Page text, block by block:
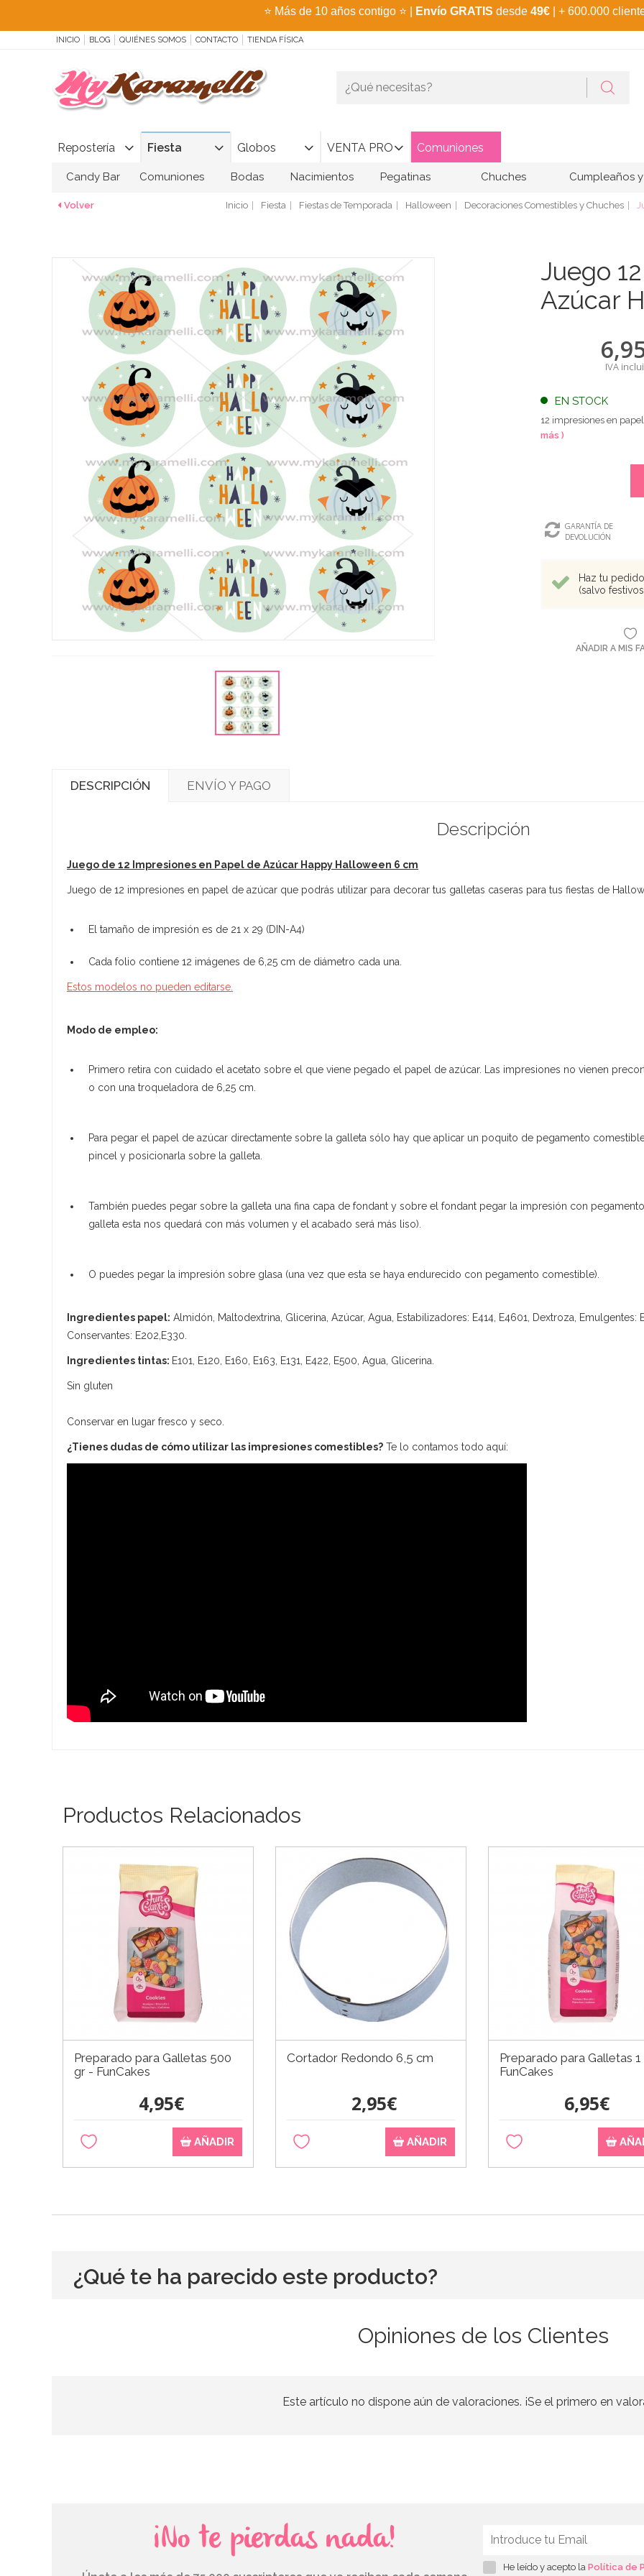
⭐ Más de 10 años contigo ⭐ Envío GRATIS desde 49€ | + 600.000
INICIO BLOG QUIÉNES SOMOS CONTACTO TIENDA FÍSICA
Repostería Fiesta Globos VENTA PRO Comuniones
Candy Bar Comuniones Bodas Nacimientos Pegatinas Chuches Cumpleaños
Volver Inicio Fiesta Fiestas de Temporada Halloween Decoraciones Comestibles y Chuches
Juego
Azúcar
IVA
EN STOCK
12 impresiones en
más )
GARANTÍA DE
DEVOLUCIÓN
Haz tu
(salvo
AÑADIR A MIS
DESCRIPCIÓN ENVÍO Y PAGO
Descripción
Juego de 12 Impresiones en Papel de Azúcar Happy Halloween 6 cm
Juego de 12 impresiones en papel de azúcar que podrás utilizar para decorar tus galletas caseras para tus fiestas de
El tamaño de impresión es de 21 x 29 (DIN-A4)
Cada folio contiene 12 imágenes de 6,25 cm de diámetro cada una.
Estos modelos no pueden editarse.
Modo de empleo:
Primero retira con cuidado el acetato sobre el que viene pegado el papel de azúcar. Las impresiones no vienen
o con una troqueladora de 6,25 cm.
Para pegar el papel de azúcar directamente sobre la galleta sólo hay que aplicar un poquito de pegamento
pincel y posicionarla sobre la galleta.
También puedes pegar sobre la galleta una fina capa de fondant y sobre el fondant pegar la impresión con
galleta esta nos quedará con más volumen y el acabado será más liso).
O puedes pegar la impresión sobre glasa (una vez que esta se haya endurecido con pegamento comestible).
Ingredientes papel: Almidón, Maltodextrina, Glicerina, Azúcar, Agua, Estabilizadores: E414, E4601, Dextroza, Emulgentes:
Conservantes: E202,E330.
Ingredientes tintas: E101, E120, E160, E163, E131, E422, E500, Agua, Glicerina.
Sin gluten
Conservar en lugar fresco y seco.
¿Tienes dudas de cómo utilizar las impresiones comestibles? Te lo contamos todo aquí:
Productos Relacionados
Preparado para Galletas 500
gr - FunCakes
4,95€
AÑADIR
Cortador Redondo 6,5 cm
2,95€
AÑADIR
Preparado para Galletas 1
FunCakes
6,95€
¿Qué te ha parecido este producto?
Opiniones de los Clientes
Este artículo no dispone aún de valoraciones. ¡Se el primero en
¡No te pierdas nada!
He leído y acepto la Política de